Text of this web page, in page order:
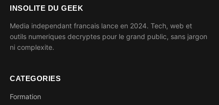
INSOLITE DU GEEK
Media independant francais lance en 2024. Tech, web et
outils numeriques decryptes pour le grand public, sans jargon
ni complexite.
CATEGORIES
Formation